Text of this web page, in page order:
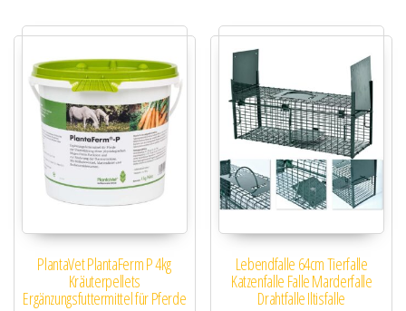
PlantaVet PlantaFerm P 4kg
Kräuterpellets
Ergänzungsfuttermittel für Pferde
Lebendfalle 64cm Tierfalle
Katzenfalle Falle Marderfalle
Drahtfalle Iltisfalle